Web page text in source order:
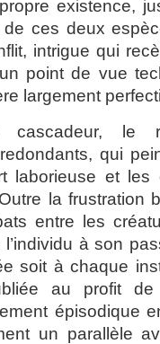
existence,
ces deux
intrigue qui
point de vue
largement
le
qui
laborieuse et les
la frustration
entre les
à son
soit à chaque
au profit de
épisodique
un parallèle